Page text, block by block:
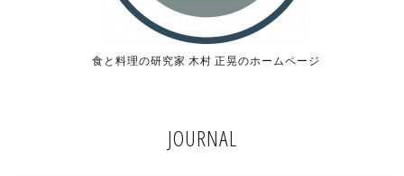
食と料理の研究家 木村 正晃のホームページ
JOURNAL